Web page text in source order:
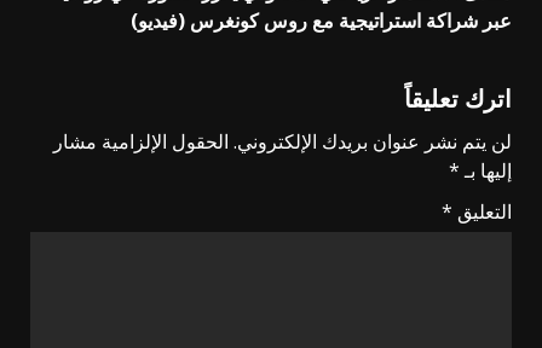
عبر شراكة استراتيجية مع روس كونغرس (فيديو)
اترك تعليقاً
لن يتم نشر عنوان بريدك الإلكتروني. الحقول الإلزامية مشار
إليها بـ*
التعليق *